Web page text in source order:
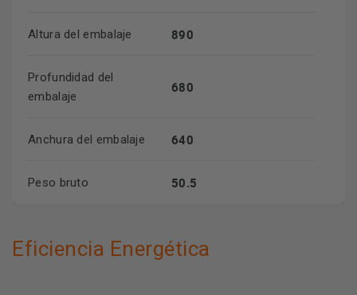
Altura del embalaje 890
Profundidad del
embalaje
680
Anchura del embalaje 640
Peso bruto 50.5
Eficiencia Energética